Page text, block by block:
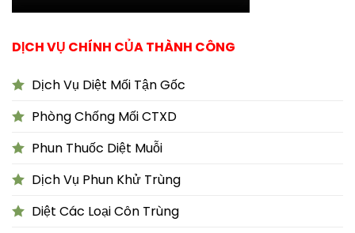
DỊCH VỤ CHÍNH CỦA THÀNH CÔNG
Dịch Vụ Diệt Mối Tận Gốc
Phòng Chống Mối CTXD
Phun Thuốc Diệt Muỗi
Dịch Vụ Phun Khử Trùng
Diệt Các Loại Côn Trùng